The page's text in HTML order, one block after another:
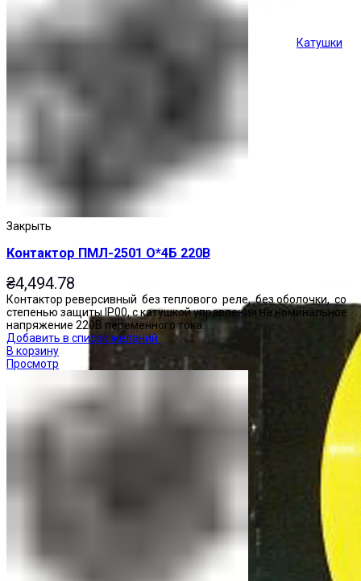
Катушки
Закрыть
Контактор ПМЛ-2501 О*4Б 220В
₴4,494.78
Контактор реверсивный без теплового реле, без оболочки, со
степенью защиты IP00, с катушкой управления на номинальное
напряжение 220В переменного тока.
Добавить в список желаний
В корзину
Просмотр